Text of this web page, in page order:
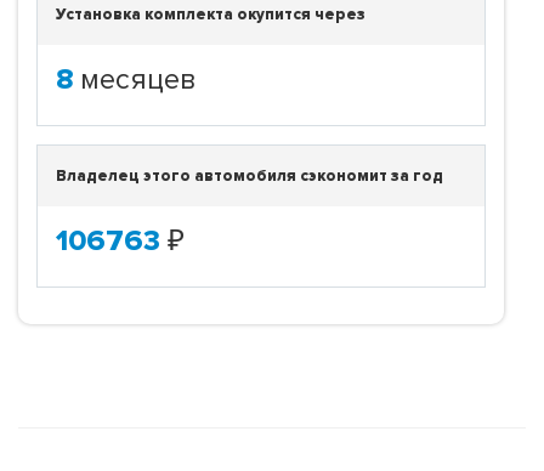
Установка комплекта окупится через
8 месяцев
Владелец этого автомобиля сэкономит за год
106763 ₽